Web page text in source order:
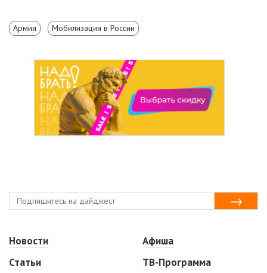
Армия Мобилизация в России
Новости
Статьи
Афиша
ТВ-Программа